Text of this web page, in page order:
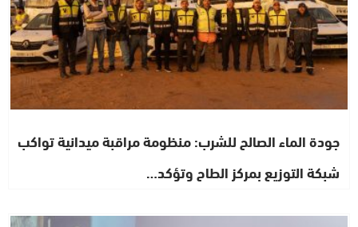
جودة الماء الصالح للشرب: منظومة مراقبة ميدانية تواكب
شبكة التوزيع بمركز الطاح وتؤكد…